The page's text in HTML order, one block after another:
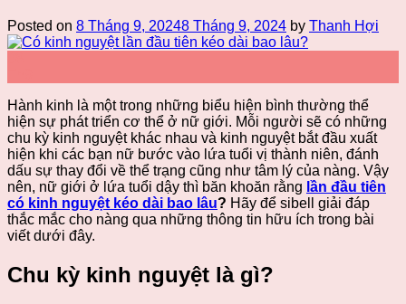
Posted on 8 Tháng 9, 20248 Tháng 9, 2024 by Thanh Hợi
Hành kinh là một trong những biểu hiện bình thường thể
hiện sự phát triển cơ thể ở nữ giới. Mỗi người sẽ có những
chu kỳ kinh nguyệt khác nhau và kinh nguyệt bắt đầu xuất
hiện khi các bạn nữ bước vào lứa tuổi vị thành niên, đánh
dấu sự thay đổi về thể trạng cũng như tâm lý của nàng. Vậy
nên, nữ giới ở lứa tuổi dậy thì băn khoăn rằng lần đầu tiên
có kinh nguyệt kéo dài bao lâu? Hãy để sibell giải đáp
thắc mắc cho nàng qua những thông tin hữu ích trong bài
viết dưới đây.
Chu kỳ kinh nguyệt là gì?